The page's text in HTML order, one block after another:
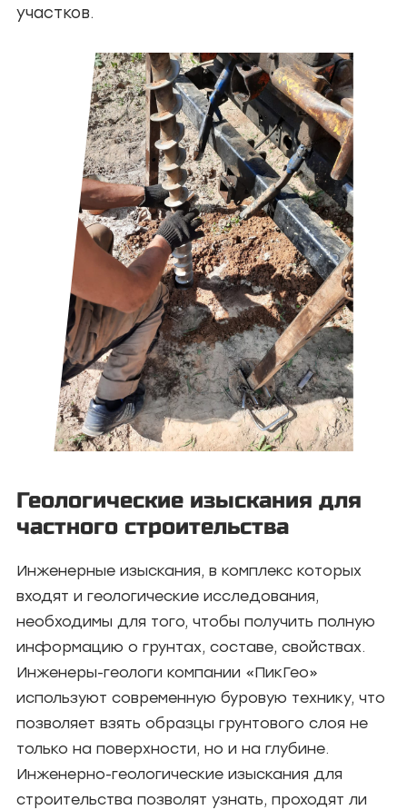
участков.
Геологические изыскания для
частного строительства
Инженерные изыскания, в комплекс которых
входят и геологические исследования,
необходимы для того, чтобы получить полную
информацию о грунтах, составе, свойствах.
Инженеры-геологи компании «ПикГео»
используют современную буровую технику, что
позволяет взять образцы грунтового слоя не
только на поверхности, но и на глубине.
Инженерно-геологические изыскания для
строительства позволят узнать, проходят ли